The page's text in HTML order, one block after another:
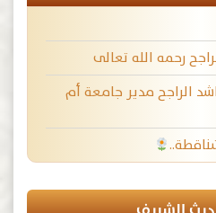
رحمه الله تعالى
الراجح مدير جامعة أم